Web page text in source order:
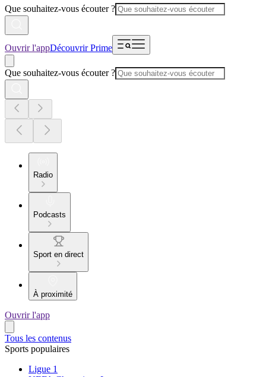
Que souhaitez-vous écouter ?
Ouvrir l'appDécouvrir Prime
Que souhaitez-vous écouter ?
Radio
Podcasts
Sport en direct
À proximité
Ouvrir l'app
Tous les contenus
Sports populaires
Ligue 1